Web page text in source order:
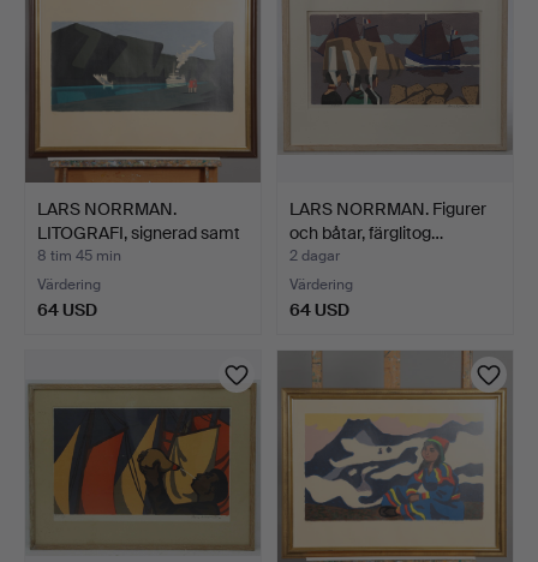
LARS NORRMAN.
LITOGRAFI, signerad samt
num…
8 tim 45 min
Värdering
64 USD
LARS NORRMAN. Figurer
och båtar, färglitog…
2 dagar
Värdering
64 USD